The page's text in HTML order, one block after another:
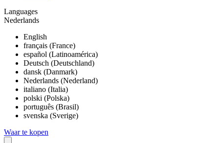
Languages
Nederlands
English
français (France)
español (Latinoamérica)
Deutsch (Deutschland)
dansk (Danmark)
Nederlands (Nederland)
italiano (Italia)
polski (Polska)
português (Brasil)
svenska (Sverige)
Waar te kopen